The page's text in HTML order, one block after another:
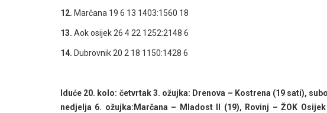
12. Marčana 19 6 13 1403:1560 18
13. Aok osijek 26 4 22 1252:2148 6
14. Dubrovnik 20 2 18 1150:1428 6
Iduće 20. kolo: četvrtak 3. ožujka: Drenova – Kostrena (19 sati),
nedjelja 6. ožujka:Marčana – Mladost II (19), Rovinj – ŽOK